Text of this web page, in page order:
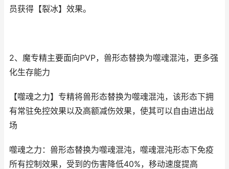
员获得【裂冰】效果。
2、魔专精主要面向PVP，兽形态替换为噬魂混沌，更多强
化生存能力
【噬魂之力】专精将兽形态替换为噬魂混沌，该形态下拥
有常驻免控效果以及高额减伤效果，使其可以自由进出战
场
噬魂之力：兽形态替换为噬魂混沌，噬魂混沌形态下免疫
所有控制效果，受到的伤害降低40%，移动速度提高